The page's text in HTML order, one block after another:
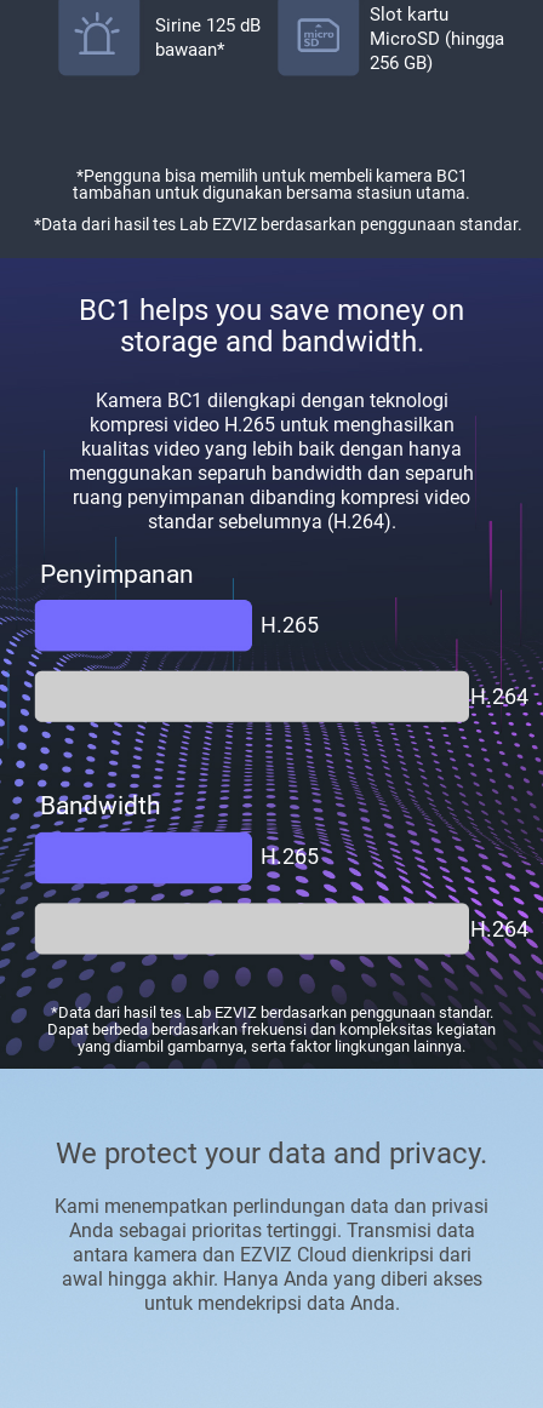
Sirine 125 dB
bawaan*
Slot kartu
MicroSD (hingga
256 GB)
*Pengguna bisa memilih untuk membeli kamera BC1
tambahan untuk digunakan bersama stasiun utama.
*Data dari hasil tes Lab EZVIZ berdasarkan penggunaan standar.
*Data dari hasil tes Lab EZVIZ berdasarkan penggunaan standar.
Dapat berbeda berdasarkan frekuensi dan kompleksitas kegiatan
yang diambil gambarnya, serta faktor lingkungan lainnya.
BC1 helps you save money on
storage and bandwidth.
Kamera BC1 dilengkapi dengan teknologi
kompresi video H.265 untuk menghasilkan
kualitas video yang lebih baik dengan hanya
menggunakan separuh bandwidth dan separuh
ruang penyimpanan dibanding kompresi video
standar sebelumnya (H.264).
Penyimpanan
Bandwidth
H.265
H.265
H.264
H.264
We protect your data and privacy.
Kami menempatkan perlindungan data dan privasi
Anda sebagai prioritas tertinggi. Transmisi data
antara kamera dan EZVIZ Cloud dienkripsi dari
awal hingga akhir. Hanya Anda yang diberi akses
untuk mendekripsi data Anda.